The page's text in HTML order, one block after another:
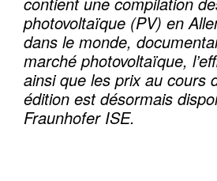
photovoltaïque (PV) en
dans le monde,
marché photovoltaïque,
ainsi que les prix au cours
édition est désormais
Fraunhofer ISE.